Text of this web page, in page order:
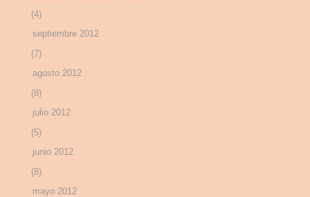
(4)
septiembre 2012
(7)
agosto 2012
(8)
julio 2012
(5)
junio 2012
(8)
mayo 2012